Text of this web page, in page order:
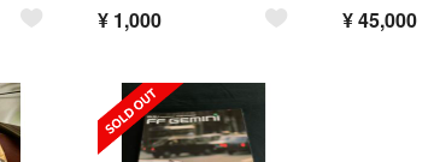
¥ 1,000 ¥45,000